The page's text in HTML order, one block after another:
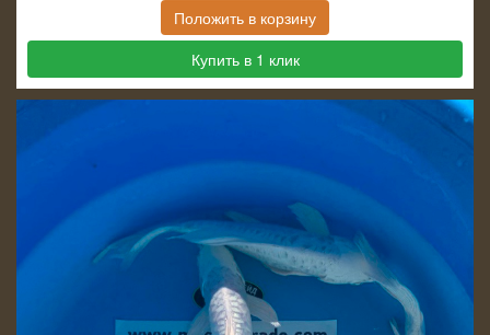
Положить в корзину
Купить в 1 клик